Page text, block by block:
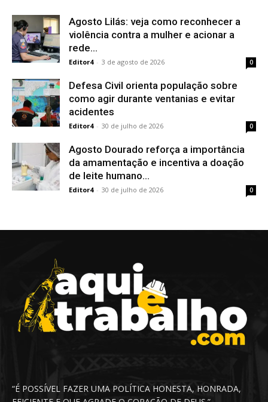
Agosto Lilás: veja como reconhecer a
violência contra a mulher e acionar a
rede...
Editor4 - 3 de agosto de 2026 0
Defesa Civil orienta população sobre
como agir durante ventanias e evitar
acidentes
Editor4 - 30 de julho de 2026 0
Agosto Dourado reforça a importância
da amamentação e incentiva a doação
de leite humano...
Editor4 - 30 de julho de 2026 0
“É POSSÍVEL FAZER UMA POLÍTICA HONESTA, HONRADA,